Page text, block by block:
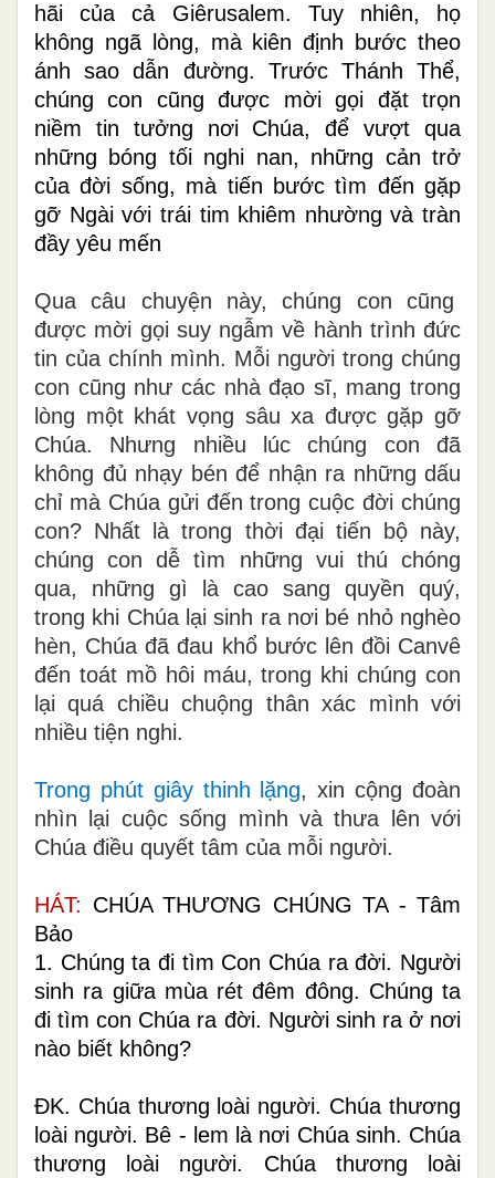
hãi của cả Giêrusalem. Tuy nhiên, họ
không ngã lòng, mà kiên định bước theo
ánh sao dẫn đường. Trước Thánh Thể,
chúng con cũng được mời gọi đặt trọn
niềm tin tưởng nơi Chúa, để vượt qua
những bóng tối nghi nan, những cản trở
của đời sống, mà tiến bước tìm đến gặp
gỡ Ngài với trái tim khiêm nhường và tràn
đầy yêu mến
Qua câu chuyện này, chúng con cũng
được mời gọi suy ngẫm về hành trình đức
tin của chính mình. Mỗi người trong chúng
con cũng như các nhà đạo sĩ, mang trong
lòng một khát vọng sâu xa được gặp gỡ
Chúa. Nhưng nhiều lúc chúng con đã
không đủ nhạy bén để nhận ra những dấu
chỉ mà Chúa gửi đến trong cuộc đời chúng
con? Nhất là trong thời đại tiến bộ này,
chúng con dễ tìm những vui thú chóng
qua, những gì là cao sang quyền quý,
trong khi Chúa lại sinh ra nơi bé nhỏ nghèo
hèn, Chúa đã đau khổ bước lên đồi Canvê
đến toát mồ hôi máu, trong khi chúng con
lại quá chiều chuộng thân xác mình với
nhiều tiện nghi.
Trong phút giây thinh lặng, xin cộng đoàn
nhìn lại cuộc sống mình và thưa lên với
Chúa điều quyết tâm của mỗi người.
HÁT: CHÚA THƯƠNG CHÚNG TA - Tâm
Bảo
1. Chúng ta đi tìm Con Chúa ra đời. Người
sinh ra giữa mùa rét đêm đông. Chúng ta
đi tìm con Chúa ra đời. Người sinh ra ở nơi
nào biết không?
ÐK. Chúa thương loài người. Chúa thương
loài người. Bê - lem là nơi Chúa sinh. Chúa
thương loài người. Chúa thương loài